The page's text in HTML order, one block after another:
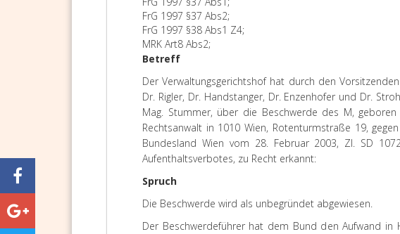
FrG 1997 §37 Abs2;
FrG 1997 §38 Abs1 Z4;
MRK Art8 Abs2;
Betreff
Der Verwaltungsgerichtshof hat durch den
Dr. Rigler, Dr. Handstanger, Dr. Enzenhofer und Dr.
Mag. Stummer, über die Beschwerde des M,
Rechtsanwalt in 1010 Wien, Rotenturmstraße 19,
Bundesland Wien vom 28. Februar 2003, Zl. SD
Aufenthaltsverbotes, zu Recht erkannt:
Spruch
Die Beschwerde wird als unbegründet abgewiesen.
Der Beschwerdeführer hat dem Bund den Aufwand in